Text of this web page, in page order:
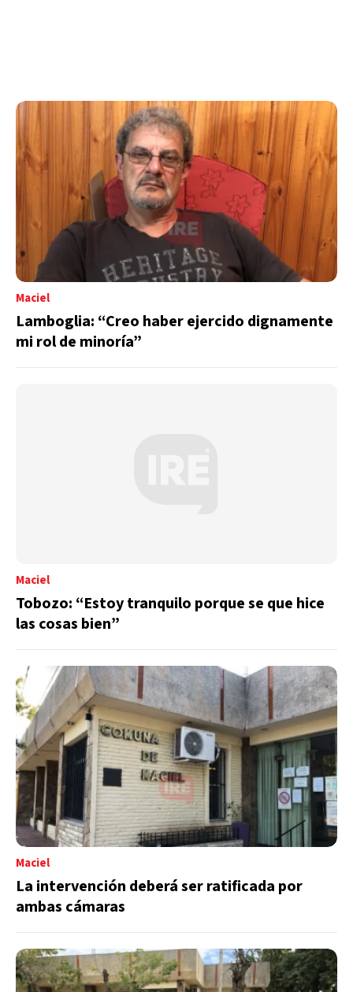
Maciel
Lamboglia: “Creo haber ejercido dignamente
mi rol de minoría”
Maciel
Tobozo: “Estoy tranquilo porque se que hice
las cosas bien”
Maciel
La intervención deberá ser ratificada por
ambas cámaras